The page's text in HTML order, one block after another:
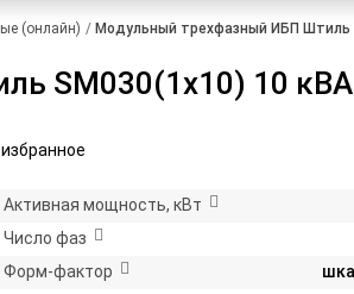
(онлайн) Модульный трехфазный ИБП Штиль
SM030(1x10) 10 кВА
Активная мощность, кВт
Число фаз
Форм-фактор